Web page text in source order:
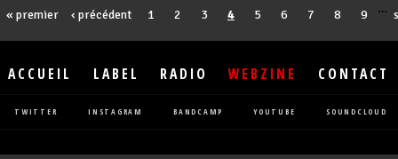
« premier ‹ précédent 1 2 3 4 5 6 7 8 9 …
ACCUEIL LABEL RADIO WEBZINE CONTACT
TWITTER INSTAGRAM BANDCAMP YOUTUBE SOUNDCLOUD